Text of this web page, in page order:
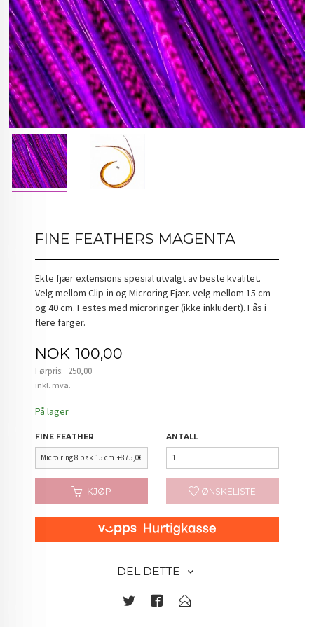
FINE FEATHERS MAGENTA
Ekte fjær extensions spesial utvalgt av beste kvalitet.
Velg mellom Clip-in og Microring Fjær. velg mellom 15 cm
og 40 cm. Festes med microringer (ikke inkludert). Fås i
flere farger.
Tilbud
NOK 100,00
Førpris: 250,00
Rabatt
inkl. mva.
På lager
FINE FEATHER ANTALL
KJØP ØNSKELISTE
DEL DETTE